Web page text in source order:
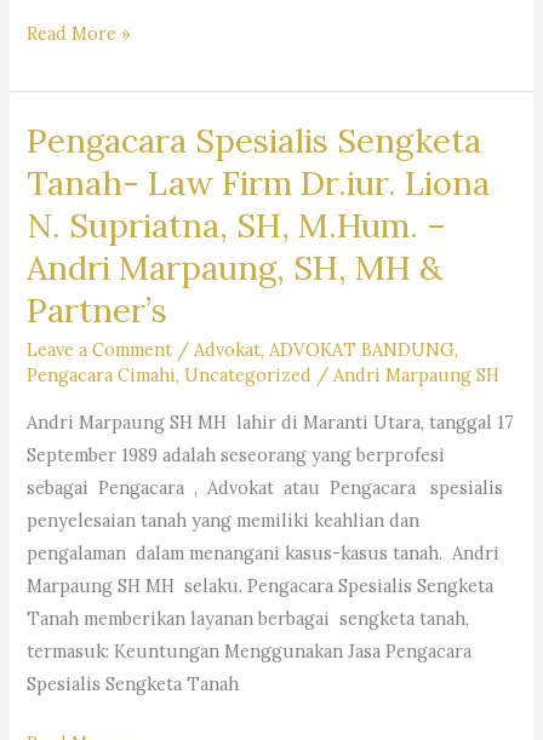
&
Pengacara
–
Law
Dr.
Iur
Liona
N.
Supriatna.,
S.H.,
M.Hum.
–
Andri
Marpaung,
S.H.
M.H.&
Partners
Read More »
Pengacara Spesialis Sengketa
Tanah- Law Firm Dr.iur. Liona
N. Supriatna, SH, M.Hum. –
Andri Marpaung, SH, MH &
Partner’s
Leave a Comment /Advokat,ADVOKAT BANDUNG,
Pengacara Cimahi,Uncategorized /Andri Marpaung SH
Andri Marpaung SH MH lahir di Maranti Utara, tanggal 17
September 1989 adalah seseorang yang berprofesi
sebagai Pengacara , Advokat atau Pengacara spesialis
penyelesaian tanah yang memiliki keahlian dan
pengalaman dalam menangani kasus-kasus tanah. Andri
Marpaung SH MH selaku. Pengacara Spesialis Sengketa
Tanah memberikan layanan berbagai sengketa tanah,
termasuk: Keuntungan Menggunakan Jasa Pengacara
Spesialis Sengketa Tanah